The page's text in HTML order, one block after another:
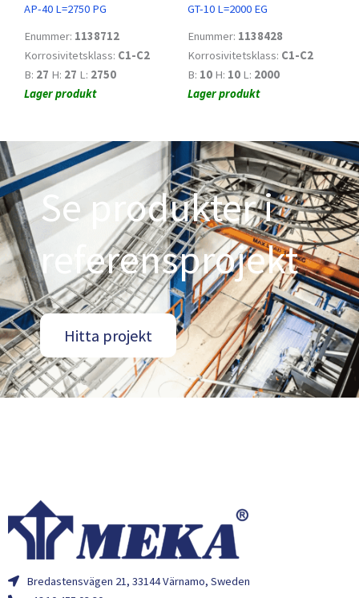
AP-40 L=2750 PG
Enummer: 1138712
Korrosivitetsklass: C1-C2
B: 27 H: 27 L: 2750
Lager produkt
GT-10 L=2000 EG
Enummer: 1138428
Korrosivitetsklass: C1-C2
B: 10 H: 10 L: 2000
Lager produkt
Se produkter i
referensprojekt
Hitta projekt
Bredastensvägen 21, 33144 Värnamo, Sweden